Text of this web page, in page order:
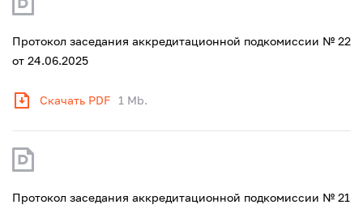
Протокол заседания аккредитационной подкомиссии № 22
от 24.06.2025
Скачать PDF 1 Mb.
Протокол заседания аккредитационной подкомиссии № 21